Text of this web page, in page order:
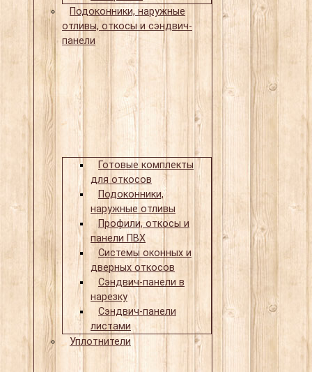
Подоконники, наружные
отливы, откосы и сэндвич-
панели
Готовые комплекты
для откосов
Подоконники,
наружные отливы
Профили, откосы и
панели ПВХ
Системы оконных и
дверных откосов
Сэндвич-панели в
нарезку
Сэндвич-панели
листами
Уплотнители